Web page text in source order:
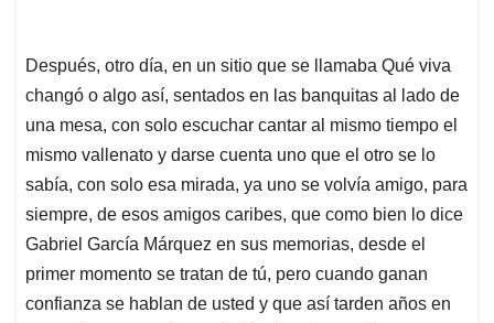
Después, otro día, en un sitio que se llamaba Qué viva
changó o algo así, sentados en las banquitas al lado de
una mesa, con solo escuchar cantar al mismo tiempo el
mismo vallenato y darse cuenta uno que el otro se lo
sabía, con solo esa mirada, ya uno se volvía amigo, para
siempre, de esos amigos caribes, que como bien lo dice
Gabriel García Márquez en sus memorias, desde el
primer momento se tratan de tú, pero cuando ganan
confianza se hablan de usted y que así tarden años en